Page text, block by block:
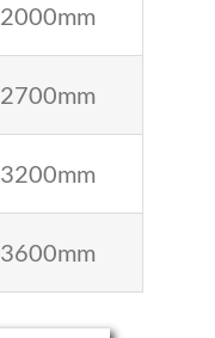
2000mm
2700mm
3200mm
3600mm